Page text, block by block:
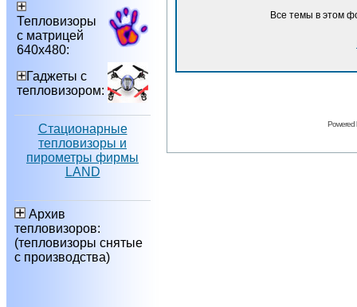
Тепловизоры
с матрицей
640х480:
Гаджеты с
тепловизором:
Стационарные
тепловизоры и
пирометры фирмы
LAND
Архив
тепловизоров:
(тепловизоры снятые
с производства)
Все темы в этом
Powered